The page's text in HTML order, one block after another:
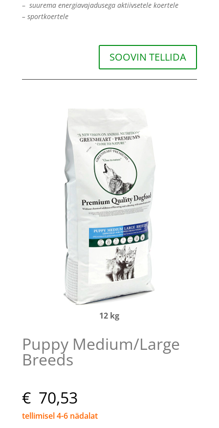
– suurema energiavajadusega aktiivsetele koertele
– sportkoertele
SOOVIN TELLIDA
12 kg
Puppy Medium/Large
Breeds
€ 70,53
tellimisel 4-6 nädalat